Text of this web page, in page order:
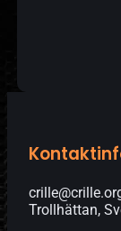
Trollhättan,